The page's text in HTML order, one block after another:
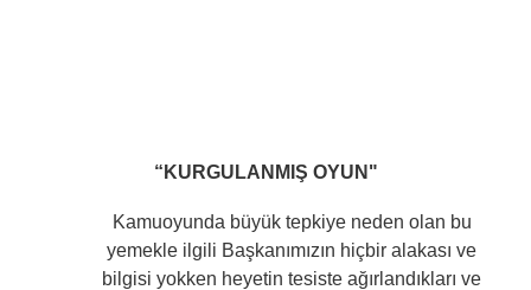
“KURGULANMIŞ OYUN"
Kamuoyunda büyük tepkiye neden olan bu
yemekle ilgili Başkanımızın hiçbir alakası ve
bilgisi yokken heyetin tesiste ağırlandıkları ve